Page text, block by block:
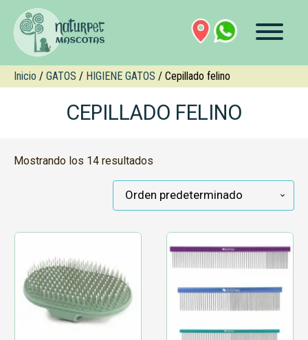
Inicio / GATOS / HIGIENE GATOS / Cepillado felino
CEPILLADO FELINO
Mostrando los 14 resultados
Este
producto
tiene
variantes.